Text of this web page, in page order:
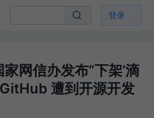
登录
家网信办发布“下架’滴
遭到开源开发